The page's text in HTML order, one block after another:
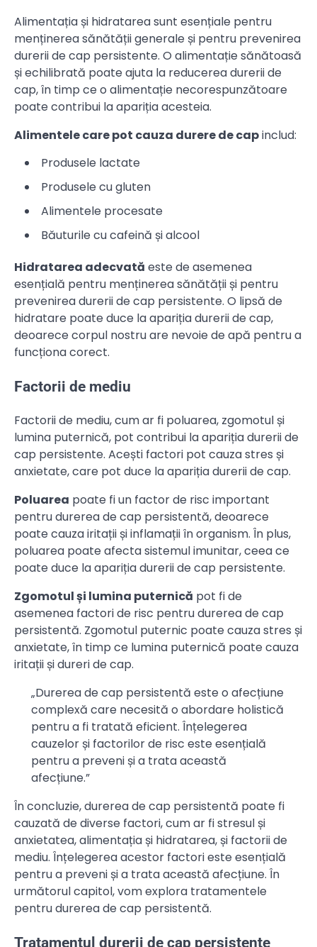
Alimentația și hidratarea sunt esențiale pentru
menținerea sănătății generale și pentru prevenirea
durerii de cap persistente. O alimentație sănătoasă
și echilibrată poate ajuta la reducerea durerii de
cap, în timp ce o alimentație necorespunzătoare
poate contribui la apariția acesteia.
Alimentele care pot cauza durere de capinclud:
Produsele lactate
Produsele cu gluten
Alimentele procesate
Băuturile cu cafeină și alcool
Hidratarea adecvată este de asemenea
esențială pentru menținerea sănătății și pentru
prevenirea durerii de cap persistente. O lipsă de
hidratare poate duce la apariția durerii de cap,
deoarece corpul nostru are nevoie de apă pentru a
funcționa corect.
Factorii de mediu
Factorii de mediu, cum ar fi poluarea, zgomotul și
lumina puternică, pot contribui la apariția durerii de
cap persistente. Acești factori pot cauza stres și
anxietate, care pot duce la apariția durerii de cap.
Poluarea poate fi un factor de risc important
pentru durerea de cap persistentă, deoarece
poate cauza iritații și inflamații în organism. În plus,
poluarea poate afecta sistemul imunitar, ceea ce
poate duce la apariția durerii de cap persistente.
Zgomotul și lumina puternică pot fi de
asemenea factori de risc pentru durerea de cap
persistentă. Zgomotul puternic poate cauza stres și
anxietate, în timp ce lumina puternică poate cauza
iritații și dureri de cap.
„Durerea de cap persistentă este o afecțiune
complexă care necesită o abordare holistică
pentru a fi tratată eficient. Înțelegerea
cauzelor și factorilor de risc este esențială
pentru a preveni și a trata această
afecțiune.”
În concluzie, durerea de cap persistentă poate fi
cauzată de diverse factori, cum ar fi stresul și
anxietatea, alimentația și hidratarea, și factorii de
mediu. Înțelegerea acestor factori este esențială
pentru a preveni și a trata această afecțiune. În
următorul capitol, vom explora tratamentele
pentru durerea de cap persistentă.
Tratamentul durerii de cap persistente